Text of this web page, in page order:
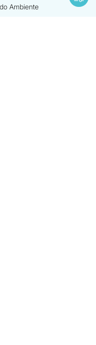
Ambiente